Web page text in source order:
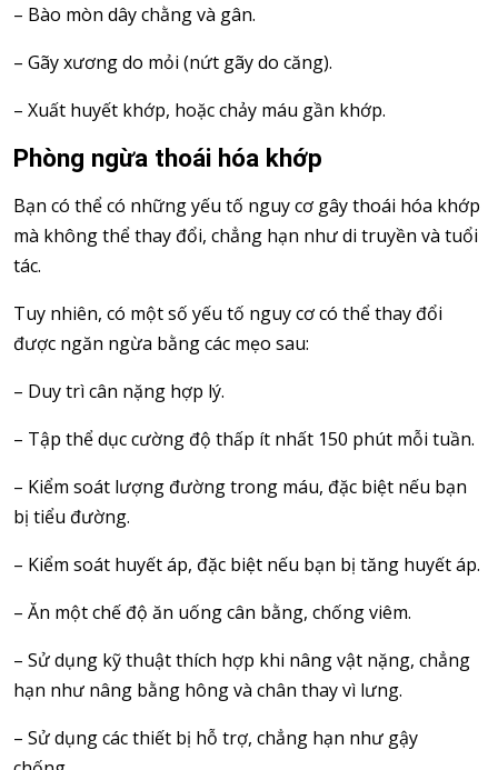
– Bào mòn dây chằng và gân.
– Gãy xương do mỏi (nứt gãy do căng).
– Xuất huyết khớp, hoặc chảy máu gần khớp.
Phòng ngừa thoái hóa khớp
Bạn có thể có những yếu tố nguy cơ gây thoái hóa khớp
mà không thể thay đổi, chẳng hạn như di truyền và tuổi
tác.
Tuy nhiên, có một số yếu tố nguy cơ có thể thay đổi
được ngăn ngừa bằng các mẹo sau:
– Duy trì cân nặng hợp lý.
– Tập thể dục cường độ thấp ít nhất 150 phút mỗi tuần.
– Kiểm soát lượng đường trong máu, đặc biệt nếu bạn
bị tiểu đường.
– Kiểm soát huyết áp, đặc biệt nếu bạn bị tăng huyết áp.
– Ăn một chế độ ăn uống cân bằng, chống viêm.
– Sử dụng kỹ thuật thích hợp khi nâng vật nặng, chẳng
hạn như nâng bằng hông và chân thay vì lưng.
– Sử dụng các thiết bị hỗ trợ, chẳng hạn như gậy